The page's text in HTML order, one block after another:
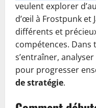
veulent explorer
d’œil à Frostpunk et
différents et
compétences. Dans
s’entraîner,
pour progresser
de stratégie.